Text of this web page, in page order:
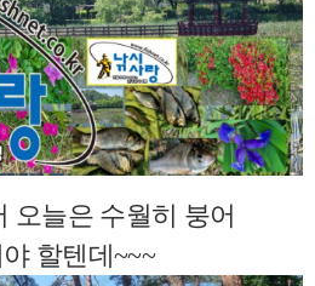
오늘은 수월히 붕어
할텐데~~~